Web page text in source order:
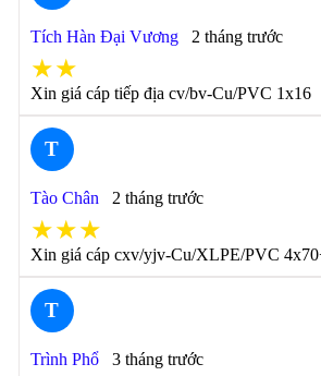
Tích Hàn Đại Vương 2 tháng trước
★★
Xin giá cáp tiếp địa cv/bv-Cu/PVC 1x16
T
Tào Chân 2 tháng trước
★★★
Xin giá cáp cxv/yjv-Cu/XLPE/PVC
T
Trình Phổ 3 tháng trước